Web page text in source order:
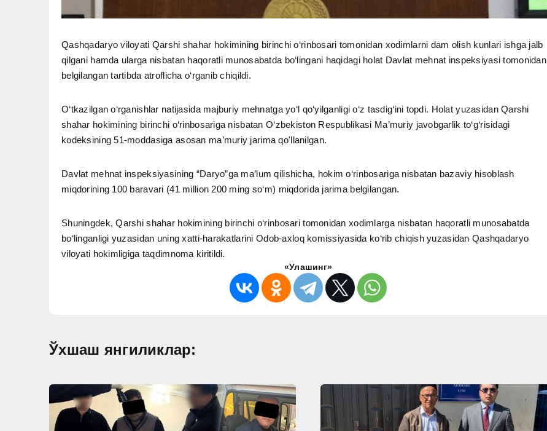
Qashqadaryo viloyati Qarshi shahar hokimining birinchi o‘rinbosari tomonidan xodimlarni dam olish kunlari ishga jalb
qilgani hamda ularga nisbatan haqoratli munosabatda bo‘lingani haqidagi holat Davlat mehnat inspeksiyasi tomonidan
belgilangan tartibda atroflicha o‘rganib chiqildi.
O‘tkazilgan o‘rganishlar natijasida majburiy mehnatga yo‘l qo‘yilganligi o‘z tasdig‘ini topdi. Holat yuzasidan Qarshi
shahar hokimining birinchi o‘rinbosariga nisbatan O‘zbekiston Respublikasi Ma’muriy javobgarlik to‘g‘risidagi
kodeksining 51-moddasiga asosan ma’muriy jarima qo'llanilgan.
Davlat mehnat inspeksiyasining “Daryo”ga ma’lum qilishicha, hokim o‘rinbosariga nisbatan bazaviy hisoblash
miqdorining 100 baravari (41 million 200 ming so‘m) miqdorida jarima belgilangan.
Shuningdek, Qarshi shahar hokimining birinchi o‘rinbosari tomonidan xodimlarga nisbatan haqoratli munosabatda
bo‘linganligi yuzasidan uning xatti-harakatlarini Odob-axloq komissiyasida ko‘rib chiqish yuzasidan Qashqadaryo
viloyati hokimligiga taqdimnoma kiritildi.
«Улашинг»
Ўхшаш янгиликлар: